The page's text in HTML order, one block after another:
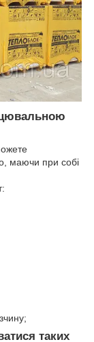
маючи при собі
таких